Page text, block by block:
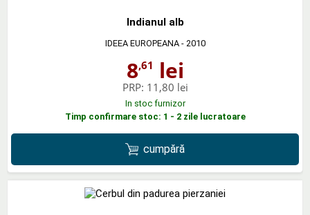
Indianul alb
IDEEA EUROPEANA- 2010
8,61 lei
PRP: 11,80 lei
In stoc furnizor
Timp confirmare stoc: 1 - 2 zile lucratoare
cumpără